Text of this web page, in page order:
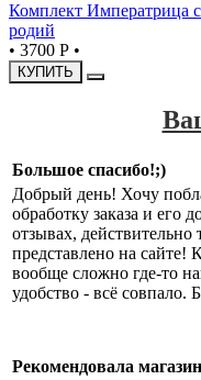
Комплект Императрица
родий
• 3700 Р •
КУПИТЬ
Большое спасибо!;)
Добрый день! Хочу
обработку заказа и его
отзывах, действительно
представлено на
вообще сложно где-то
удобство - всё совпало.
Рекомендовала